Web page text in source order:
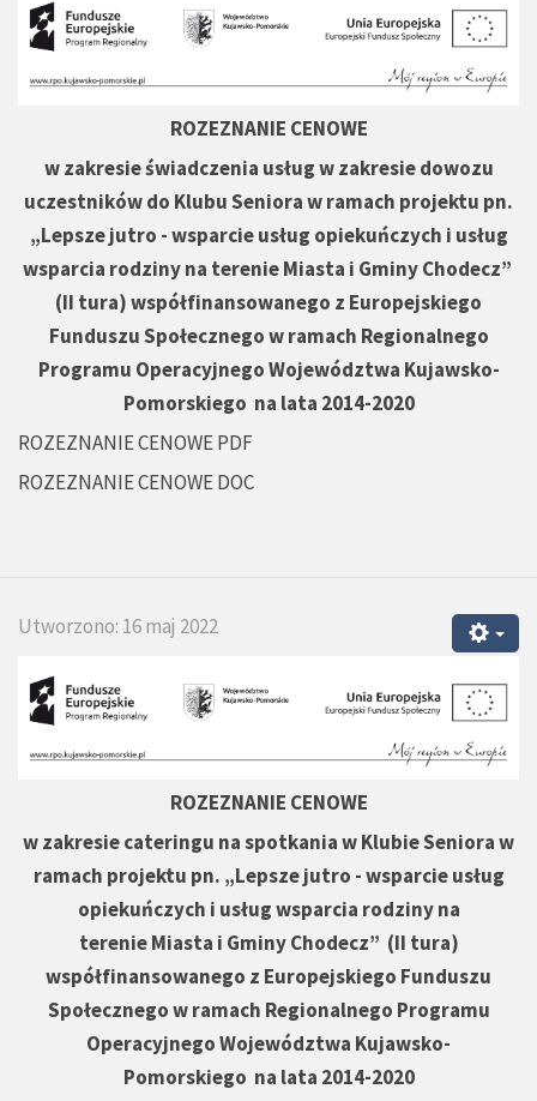
ROZEZNANIE CENOWE
w zakresie świadczenia usług w zakresie dowozu
uczestników do Klubu Seniora w ramach projektu pn.
„Lepsze jutro - wsparcie usług opiekuńczych i usług
wsparcia rodziny na terenie Miasta i Gminy Chodecz”
(II tura) współfinansowanego z Europejskiego
Funduszu Społecznego w ramach Regionalnego
Programu Operacyjnego Województwa Kujawsko-
Pomorskiego na lata 2014-2020
ROZEZNANIE CENOWE PDF
ROZEZNANIE CENOWE DOC
Utworzono: 16 maj 2022
ROZEZNANIE CENOWE
w zakresie cateringu na spotkania w Klubie Seniora w
ramach projektu pn. „Lepsze jutro - wsparcie usług
opiekuńczych i usług wsparcia rodziny na
terenie Miasta i Gminy Chodecz” (II tura)
współfinansowanego z Europejskiego Funduszu
Społecznego w ramach Regionalnego Programu
Operacyjnego Województwa Kujawsko-
Pomorskiego na lata 2014-2020